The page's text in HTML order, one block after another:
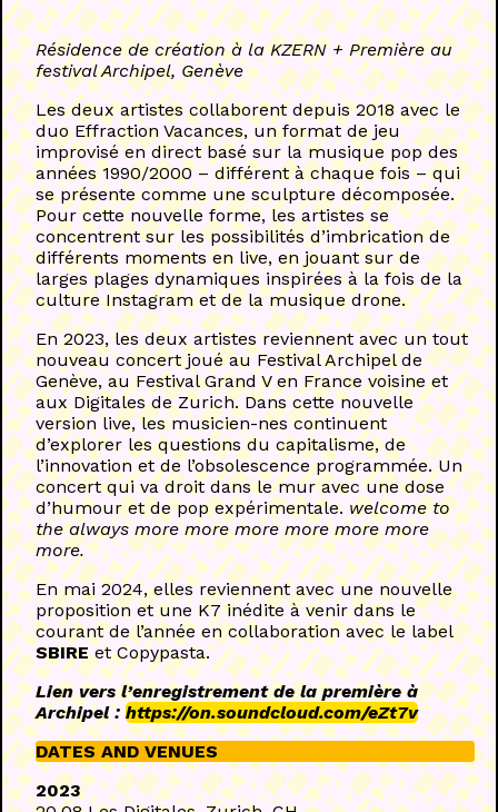
Résidence de création à la KZERN + Première au
festival Archipel, Genève
Les deux artistes collaborent depuis 2018 avec le
duo Effraction Vacances, un format de jeu
improvisé en direct basé sur la musique pop des
années 1990/2000 – différent à chaque fois – qui
se présente comme une sculpture décomposée.
Pour cette nouvelle forme, les artistes se
concentrent sur les possibilités d’imbrication de
différents moments en live, en jouant sur de
larges plages dynamiques inspirées à la fois de la
culture Instagram et de la musique drone.
En 2023, les deux artistes reviennent avec un tout
nouveau concert joué au Festival Archipel de
Genève, au Festival Grand V en France voisine et
aux Digitales de Zurich. Dans cette nouvelle
version live, les musicien-nes continuent
d’explorer les questions du capitalisme, de
l’innovation et de l’obsolescence programmée. Un
concert qui va droit dans le mur avec une dose
d’humour et de pop expérimentale. welcome to
the always more more more more more more
more.
En mai 2024, elles reviennent avec une nouvelle
proposition et une K7 inédite à venir dans le
courant de l’année en collaboration avec le label
SBIREet Copypasta.
Lien vers l’enregistrement de la première à
Archipel :https://on.soundcloud.com/eZt7v
DATES AND VENUES
2023